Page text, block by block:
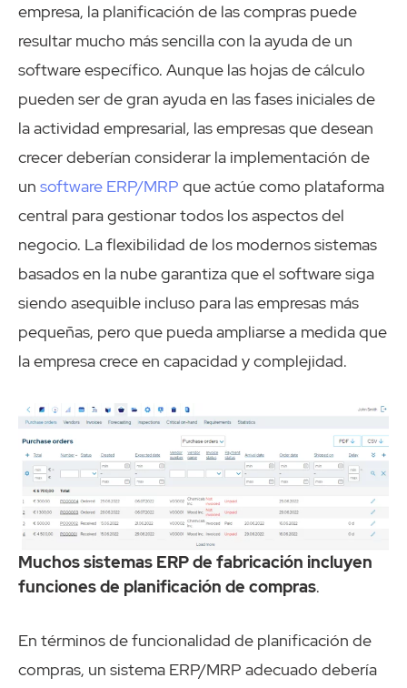
empresa, la planificación de las compras puede
resultar mucho más sencilla con la ayuda de un
software específico. Aunque las hojas de cálculo
pueden ser de gran ayuda en las fases iniciales de
la actividad empresarial, las empresas que desean
crecer deberían considerar la implementación de
un software ERP/MRP que actúe como plataforma
central para gestionar todos los aspectos del
negocio. La flexibilidad de los modernos sistemas
basados en la nube garantiza que el software siga
siendo asequible incluso para las empresas más
pequeñas, pero que pueda ampliarse a medida que
la empresa crece en capacidad y complejidad.
Muchos sistemas ERP de fabricación incluyen
funciones de planificación de compras.
En términos de funcionalidad de planificación de
compras, un sistema ERP/MRP adecuado debería